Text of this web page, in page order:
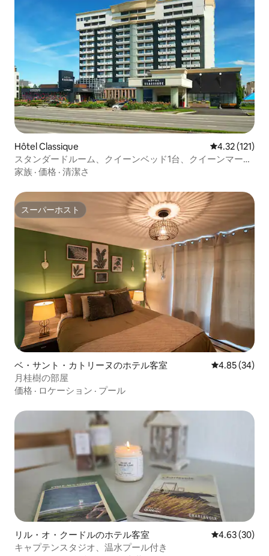
Hôtel Classique レビュー121
4.32 (121)
スタンダードルーム、クイーンベッド1台、クイーンマーフ
ィーベッド1台
家族 · 価格 · 清潔さ
スーパーホスト
スーパーホスト
ベ・サント・カトリーヌのホテル客室 レビュー34
4.85 (34)
月桂樹の部屋
価格 · ロケーション · プール
リル・オ・クードルのホテル客室 レビュー30
4.63 (30)
キャプテンスタジオ、温水プール付き